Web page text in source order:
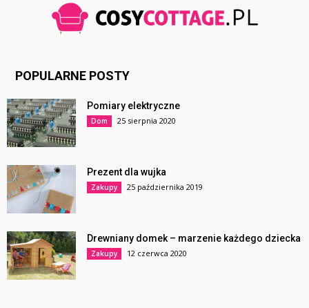
POPULARNE POSTY
Pomiary elektryczne
Dom 25 sierpnia 2020
Prezent dla wujka
Zakupy 25 października 2019
Drewniany domek – marzenie każdego dziecka
Zakupy 12 czerwca 2020